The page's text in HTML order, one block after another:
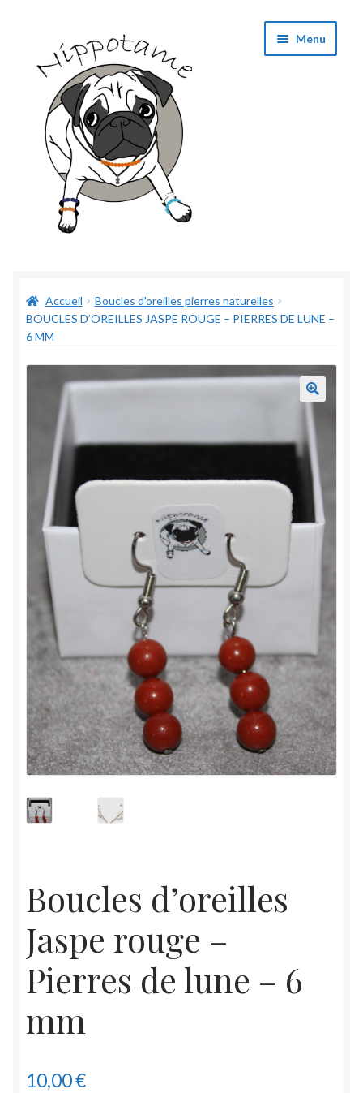
navigation
contenu
Menu
Panier
Validation de commande
Mon compte
Accueil
Accueil
Boucles d'oreilles pierres naturelles
BOUCLES D’OREILLES JASPE ROUGE – PIERRES DE LUNE –
6 MM
Boucles d’oreilles
Jaspe rouge –
Pierres de lune – 6
mm
10,00€